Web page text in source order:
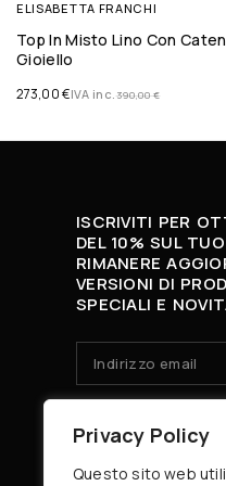
Privacy Policy
Questo sito web
ELISABETTA FRANCHI
Top In Misto Lino Con
Gioiello
390,00€
273,00€IVA inc.
ISCRIVITI PER
DEL 10% SUL
RIMANERE
VERSIONI DI
SPECIALI E